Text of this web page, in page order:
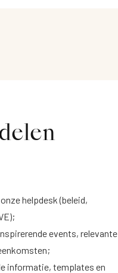
helpdesk (beleid,
events, relevante
informatie, templates en